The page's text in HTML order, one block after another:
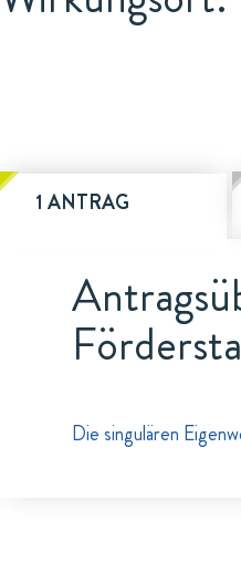
1 ANTRAG
Die singulären